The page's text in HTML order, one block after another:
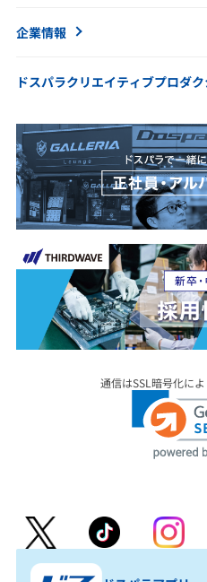
企業情報
ドスパラクリエイティブプロダ
通信はSSL暗号化に